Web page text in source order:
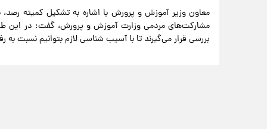
معاون وزیر آموزش و پرورش با اشاره به تشکیل کمیته
مشارکت‌های مردمی وزارت آموزش و پرورش، گفت: در این
بررسی قرار می‌گیرند تا با آسیب شناسی لازم بتوانیم نسبت